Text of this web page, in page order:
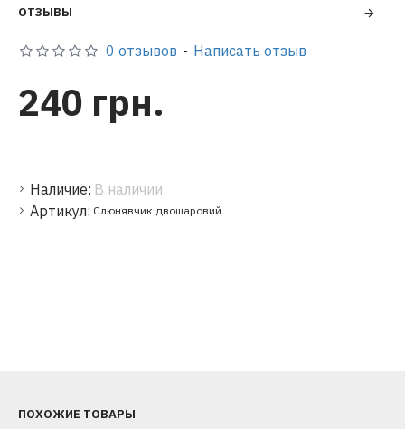
ОТЗЫВЫ
Наличие: В наличии
Артикул: Слюнявчик двошаровий
0 отзывов - Написать отзыв
240 грн.
ПОХОЖИЕ ТОВАРЫ